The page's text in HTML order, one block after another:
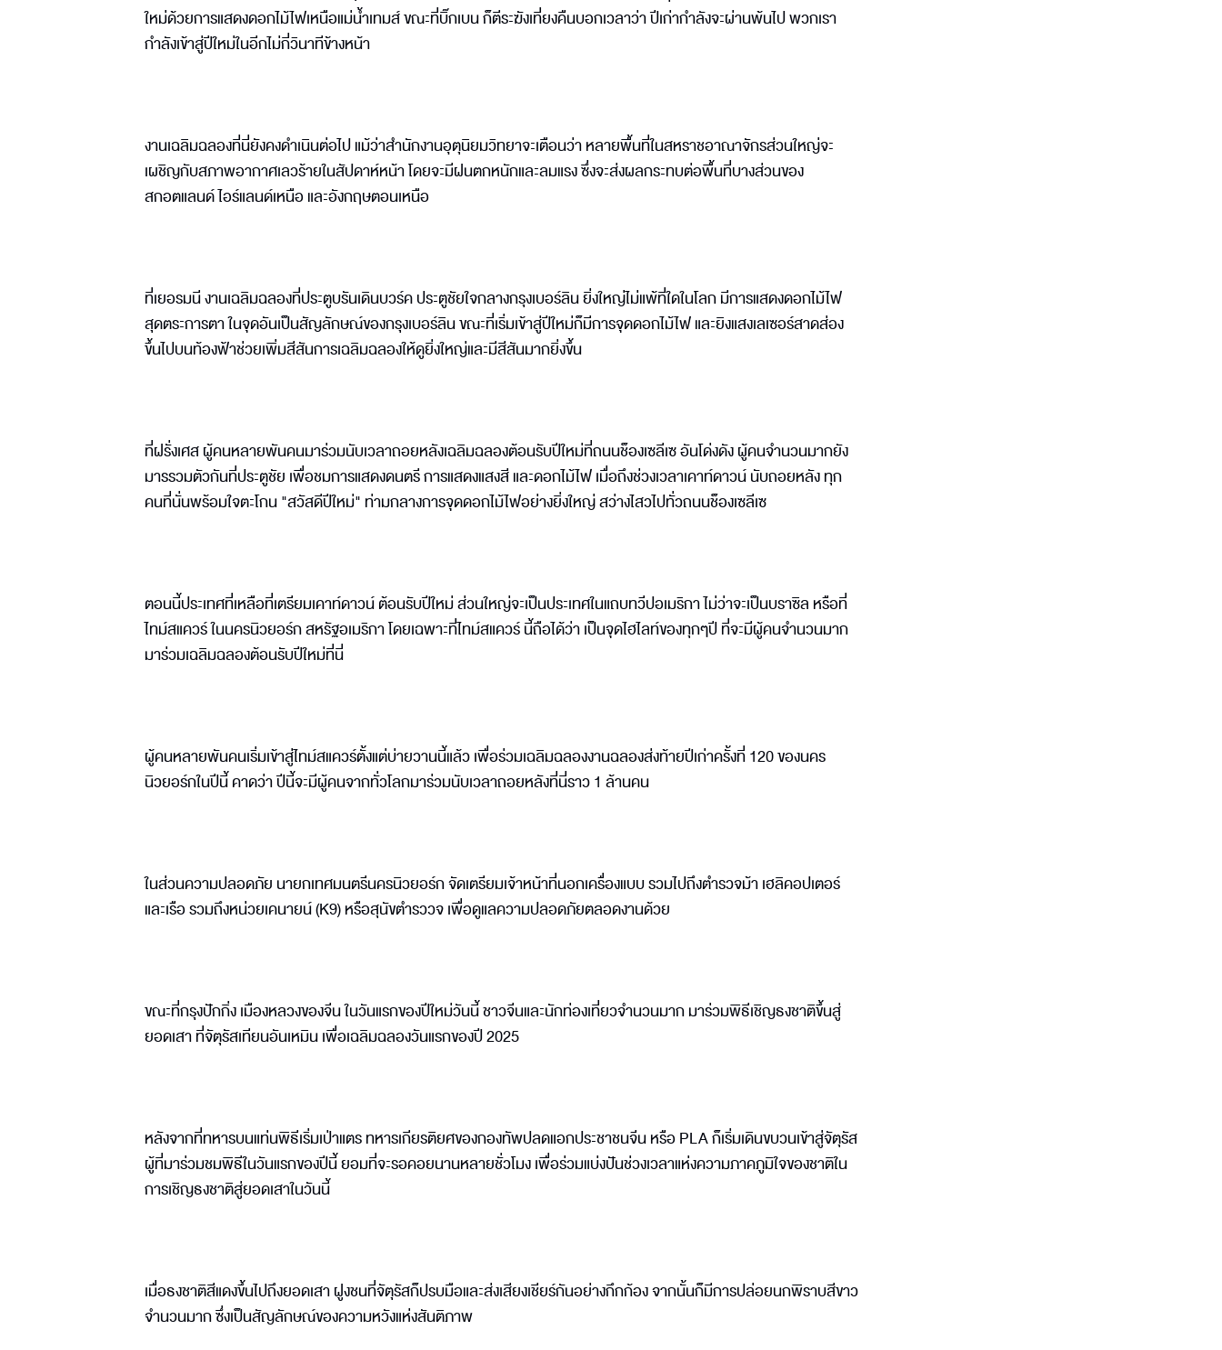
ใหม่ด้วยการแสดงดอกไม้ไฟเหนือแม่น้ำเทมส์ ขณะที่บิ๊กเบน ก็ตีระฆังเที่ยงคืนบอกเวลาว่า ปีเก่ากำลังจะผ่านพ้นไป พวกเรา
กำลังเข้าสู่ปีใหม่ในอีกไม่กี่วินาทีข้างหน้า
งานเฉลิมฉลองที่นี่ยังคงดำเนินต่อไป แม้ว่าสำนักงานอุตุนิยมวิทยาจะเตือนว่า หลายพื้นที่ในสหราชอาณาจักรส่วนใหญ่จะ
เผชิญกับสภาพอากาศเลวร้ายในสัปดาห์หน้า โดยจะมีฝนตกหนักและลมแรง ซึ่งจะส่งผลกระทบต่อพื้นที่บางส่วนของ
สกอตแลนด์ ไอร์แลนด์เหนือ และอังกฤษตอนเหนือ
ที่เยอรมนี งานเฉลิมฉลองที่ประตูบรันเดินบวร์ค ประตูชัยใจกลางกรุงเบอร์ลิน ยิ่งใหญ่ไม่แพ้ที่ใดในโลก มีการแสดงดอกไม้ไฟ
สุดตระการตา ในจุดอันเป็นสัญลักษณ์ของกรุงเบอร์ลิน ขณะที่เริ่มเข้าสู่ปีใหม่ก็มีการจุดดอกไม้ไฟ และยิงแสงเลเซอร์สาดส่อง
ขึ้นไปบนท้องฟ้าช่วยเพิ่มสีสันการเฉลิมฉลองให้ดูยิ่งใหญ่และมีสีสันมากยิ่งขึ้น
ที่ฝรั่งเศส ผู้คนหลายพันคนมาร่วมนับเวลาถอยหลังเฉลิมฉลองต้อนรับปีใหม่ที่ถนนช็องเซลีเซ อันโด่งดัง ผู้คนจำนวนมากยัง
มารรวมตัวกันที่ประตูชัย เพื่อชมการแสดงดนตรี การแสดงแสงสี และดอกไม้ไฟ เมื่อถึงช่วงเวลาเคาท์ดาวน์ นับถอยหลัง ทุก
คนที่นั่นพร้อมใจตะโกน "สวัสดีปีใหม่" ท่ามกลางการจุดดอกไม้ไฟอย่างยิ่งใหญ่ สว่างไสวไปทั่วถนนช็องเซลีเซ
ตอนนี้ประเทศที่เหลือที่เตรียมเคาท์ดาวน์ ต้อนรับปีใหม่ ส่วนใหญ่จะเป็นประเทศในแถบทวีปอเมริกา ไม่ว่าจะเป็นบราซิล หรือที่
ไทม์สแควร์ ในนครนิวยอร์ก สหรัฐอเมริกา โดยเฉพาะที่ไทม์สแควร์ นี้ถือได้ว่า เป็นจุดไฮไลท์ของทุกๆปี ที่จะมีผู้คนจำนวนมาก
มาร่วมเฉลิมฉลองต้อนรับปีใหม่ที่นี่
ผู้คนหลายพันคนเริ่มเข้าสู่ไทม์สแควร์ตั้งแต่บ่ายวานนี้แล้ว เพื่อร่วมเฉลิมฉลองงานฉลองส่งท้ายปีเก่าครั้งที่ 120 ของนคร
นิวยอร์กในปีนี้ คาดว่า ปีนี้จะมีผู้คนจากทั่วโลกมาร่วมนับเวลาถอยหลังที่นี่ราว 1 ล้านคน
ในส่วนความปลอดภัย นายกเทศมนตรีนครนิวยอร์ก จัดเตรียมเจ้าหน้าที่นอกเครื่องแบบ รวมไปถึงตำรวจม้า เฮลิคอปเตอร์
และเรือ รวมถึงหน่วยเคนายน์ (K9) หรือสุนัขตำรววจ เพื่อดูแลความปลอดภัยตลอดงานด้วย
ขณะที่กรุงปักกิ่ง เมืองหลวงของจีน ในวันแรกของปีใหม่วันนี้ ชาวจีนและนักท่องเที่ยวจำนวนมาก มาร่วมพิธีเชิญธงชาติขึ้นสู่
ยอดเสา ที่จัตุรัสเทียนอันเหมิน เพื่อเฉลิมฉลองวันแรกของปี 2025
หลังจากที่ทหารบนแท่นพิธีเริ่มเป่าแตร ทหารเกียรติยศของกองทัพปลดแอกประชาชนจีน หรือ PLA ก็เริ่มเดินขบวนเข้าสู่จัตุรัส
ผู้ที่มาร่วมชมพิธีในวันแรกของปีนี้ ยอมที่จะรอคอยนานหลายชั่วโมง เพื่อร่วมแบ่งปันช่วงเวลาแห่งความภาคภูมิใจของชาติใน
การเชิญธงชาติสู่ยอดเสาในวันนี้
เมื่อธงชาติสีแดงขึ้นไปถึงยอดเสา ฝูงชนที่จัตุรัสก็ปรบมือและส่งเสียงเชียร์กันอย่างกึกก้อง จากนั้นก็มีการปล่อยนกพิราบสีขาว
จำนวนมาก ซึ่งเป็นสัญลักษณ์ของความหวังแห่งสันติภาพ